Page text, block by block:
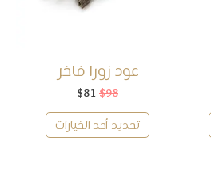
عود زورا فاخر
$98 السعر
هو:
$98.
$81
هو:
$81.
تحديد أحد الخيارات